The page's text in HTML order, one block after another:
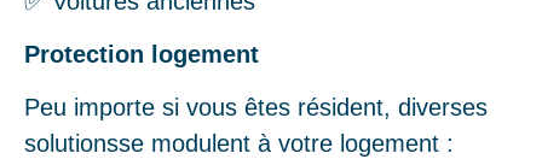
Protection logement
Peu importe si vous êtes résident, diverses
solutionsse modulent à votre logement :